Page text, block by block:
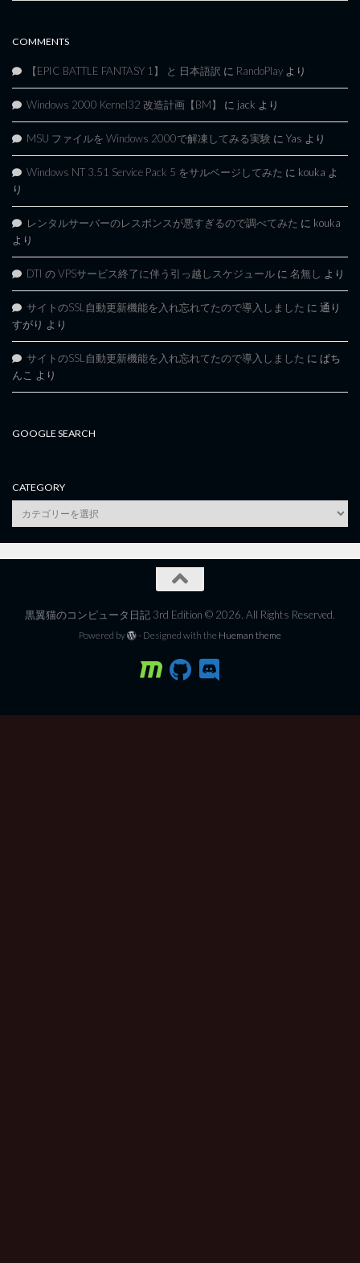
COMMENTS
【EPIC BATTLE FANTASY 1】 と 日本語訳 に RandoPlay より
Windows 2000 Kernel32 改造計画【BM】 に jack より
MSU ファイルを Windows 2000で解凍してみる実験 に Yas より
Windows NT 3.51 Service Pack 5 をサルベージしてみた に kouka よ
り
レンタルサーバーのレスポンスが悪すぎるので調べてみた に kouka
より
DTI の VPSサービス終了に伴う引っ越しスケジュール に 名無し より
サイトのSSL自動更新機能を入れ忘れてたので導入しました に 通り
すがり より
サイトのSSL自動更新機能を入れ忘れてたので導入しました に ぱち
んこ より
GOOGLE SEARCH
CATEGORY
category
黒翼猫のコンピュータ日記 3rd Edition © 2026. All Rights Reserved.
Powered by - Designed with the Hueman theme